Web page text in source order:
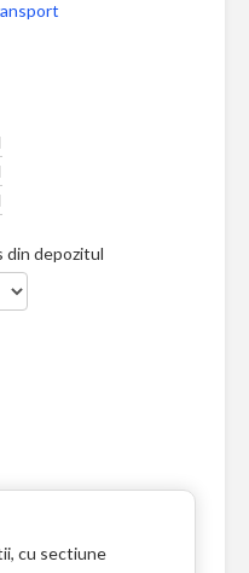
din depozitul
cu sectiune